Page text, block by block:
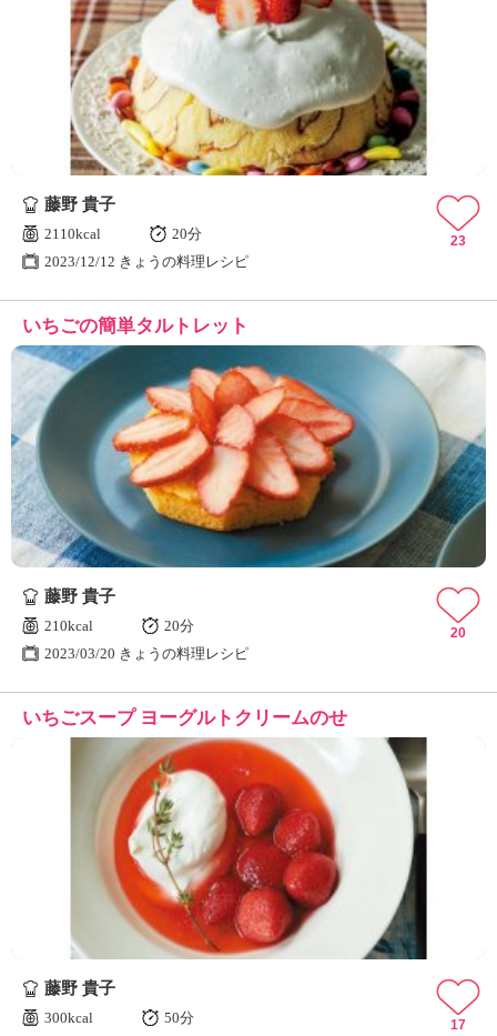
藤野 貴子
2110kcal
20分
2023/12/12 きょうの料理レシピ
23
いちごの簡単タルトレット
藤野 貴子
210kcal
20分
2023/03/20 きょうの料理レシピ
20
いちごスープ ヨーグルトクリームのせ
藤野 貴子
300kcal
50分
17